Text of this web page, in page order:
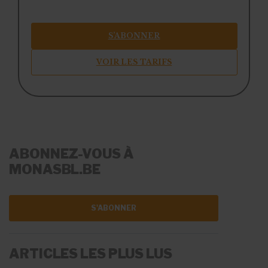
S’ABONNER
VOIR LES TARIFS
ABONNEZ-VOUS À
MONASBL.BE
S'ABONNER
ARTICLES LES PLUS LUS